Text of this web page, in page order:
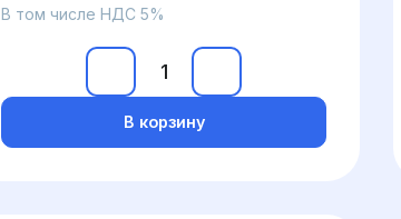
В том числе НДС 5%
В корзину